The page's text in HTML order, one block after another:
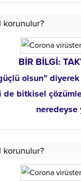
korunulur?
BİR BİLGİ:
güçlü olsun”
bitkisel
neredeyse
korunulur?